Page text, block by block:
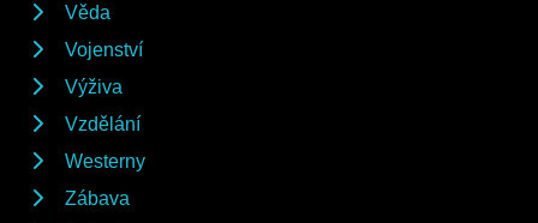
Věda
Vojenství
Výživa
Vzdělání
Westerny
Zábava